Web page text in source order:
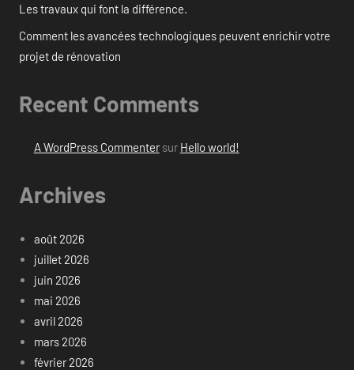
Les travaux qui font la différence.
Comment les avancées technologiques peuvent enrichir votre
projet de rénovation
Recent Comments
A WordPress Commentersur Hello world!
Archives
août 2026
juillet 2026
juin 2026
mai 2026
avril 2026
mars 2026
février 2026